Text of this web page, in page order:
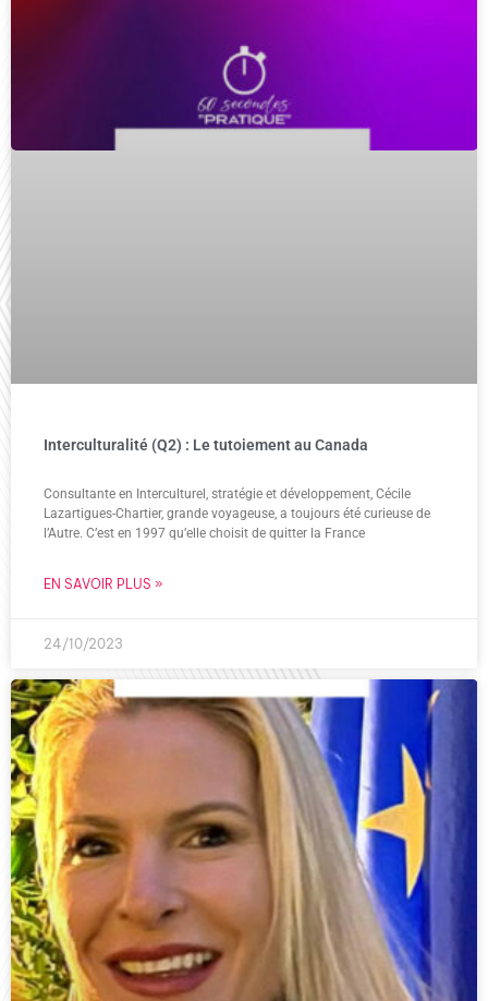
Interculturalité (Q2) : Le tutoiement au Canada
Consultante en Interculturel, stratégie et développement, Cécile
Lazartigues-Chartier, grande voyageuse, a toujours été curieuse de
l’Autre. C’est en 1997 qu’elle choisit de quitter la France
EN SAVOIR PLUS »
24/10/2023